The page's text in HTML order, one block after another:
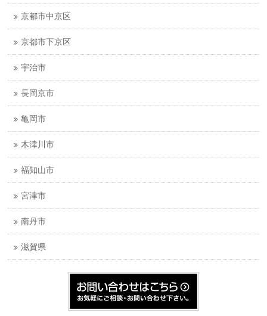
京都市中京区
京都市下京区
宇治市
長岡京市
亀岡市
木津川市
福知山市
宮津市
南丹市
滋賀県